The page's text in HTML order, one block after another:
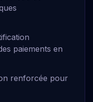
paiements en
renforcée pour